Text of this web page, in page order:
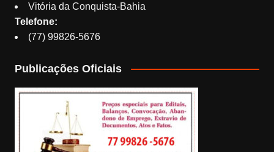
Vitória da Conquista-Bahia
Telefone:
(77) 99826-5676
Publicações Oficiais